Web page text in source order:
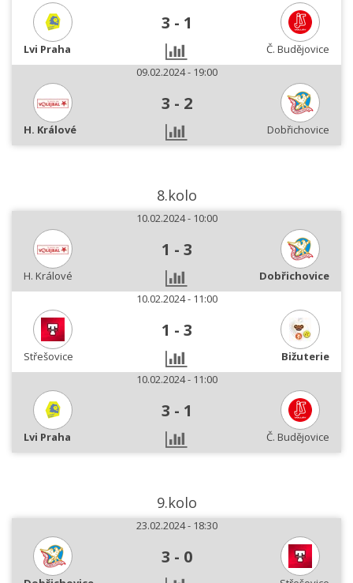
3 - 1
Lvi Praha
Č. Budějovice
09.02.2024 - 19:00
3 - 2
H. Králové Dobřichovice
8.kolo
10.02.2024 - 10:00
1 - 3
H. Králové
Dobřichovice
10.02.2024 - 11:00
1 - 3
Střešovice
Bižuterie
10.02.2024 - 11:00
3 - 1
Lvi Praha Č. Budějovice
9.kolo
23.02.2024 - 18:30
3 - 0